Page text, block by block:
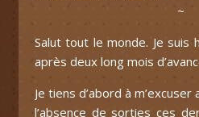
~
Salut tout le monde. Je suis
après deux long mois
Je tiens d’abord à
l’absence de sorties ces